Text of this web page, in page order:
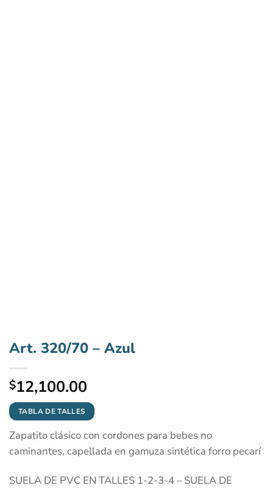
Art. 320/70 – Azul
$12,100.00
TABLA DE TALLES
Zapatito clásico con cordones para bebes no
caminantes, capellada en gamuza sintética forro pecarí
SUELA DE PVC EN TALLES 1-2-3-4 – SUELA DE